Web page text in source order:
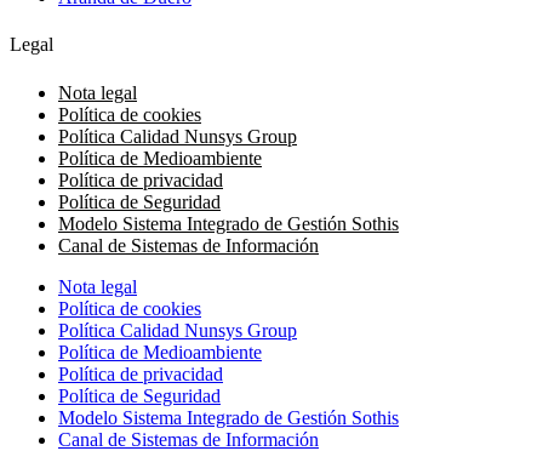
Legal
Nota legal
Política de cookies
Política Calidad Nunsys Group
Política de Medioambiente
Política de privacidad
Política de Seguridad
Modelo Sistema Integrado de Gestión Sothis
Canal de Sistemas de Información
Nota legal
Política de cookies
Política Calidad Nunsys Group
Política de Medioambiente
Política de privacidad
Política de Seguridad
Modelo Sistema Integrado de Gestión Sothis
Canal de Sistemas de Información